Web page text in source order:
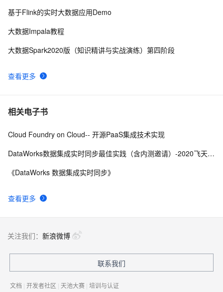
10长文详解｜DataWorks Data+AI一体化开发实战图谱
查看更多
基于Flink的实时大数据应用Demo
大数据Impala教程
大数据Spark2020版（知识精讲与实战演练）第四阶段
相关电子书
查看更多
Cloud Foundry on Cloud-- 开源PaaS集成技术实现
DataWorks数据集成实时同步最佳实践（含内测邀请）-2020飞天大数据平台实战应用第一季
《DataWorks 数据集成实时同步》
关注我们： 新浪微博
联系我们
文档 | 开发者社区 | 天池大赛 | 培训与认证